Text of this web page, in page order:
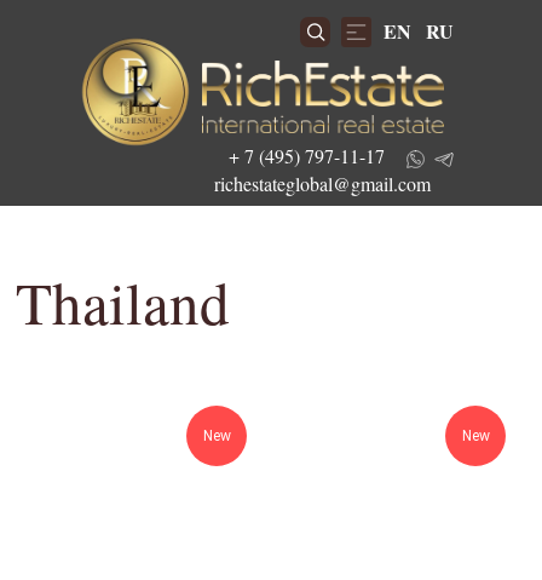
+ 7 (495) 797-11-17
richestateglobal@gmail.com
EN RU
Get the best investment offers
Thailand
New New